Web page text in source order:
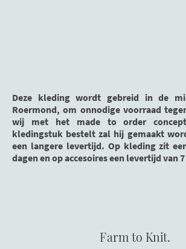
Deze kleding wordt gebreid in de
Roermond, om onnodige voorraad
wij met het made to order
kledingstuk bestelt zal hij gemaakt
een langere levertijd. Op kleding zit
dagen en op accesoires een levertijd van
Farm to Knit.